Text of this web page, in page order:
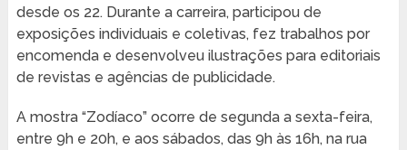
desde os 22. Durante a carreira, participou de
exposições individuais e coletivas, fez trabalhos por
encomenda e desenvolveu ilustrações para editoriais
de revistas e agências de publicidade.
A mostra “Zodíaco” ocorre de segunda a sexta-feira,
entre 9h e 20h, e aos sábados, das 9h às 16h, na rua